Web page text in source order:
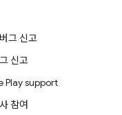
그 신고
신고
Play support
참여